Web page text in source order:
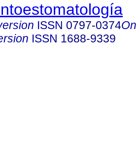
ISSN 0797-0374
ISSN 1688-9339